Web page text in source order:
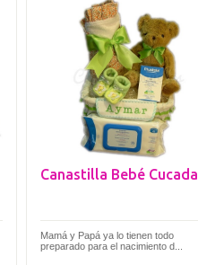
Canastilla Bebé Cucada
Mamá y Papá ya lo tienen todo
preparado para el nacimiento d...